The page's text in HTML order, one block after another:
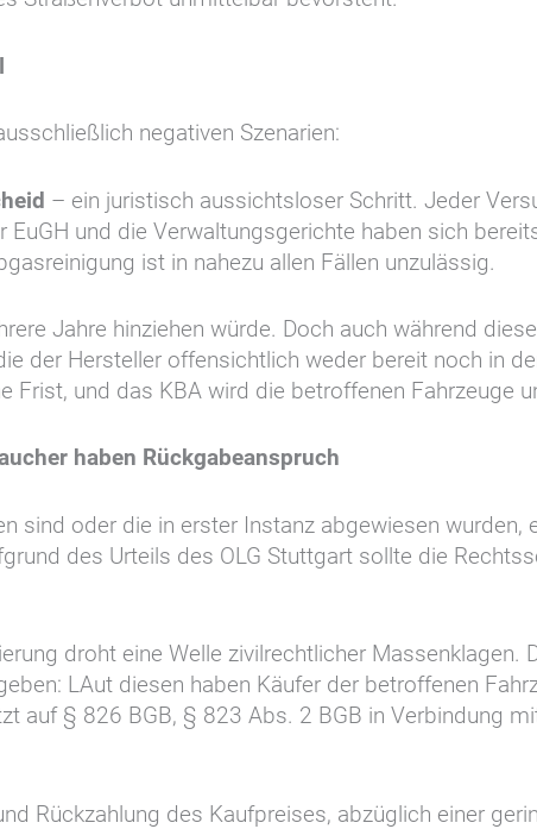
negativen Szenarien:
– ein juristisch aussichtsloser Schritt. Jeder
EuGH und die Verwaltungsgerichte haben sich
ist in nahezu allen Fällen unzulässig.
Jahre hinziehen würde. Doch auch während
der Hersteller offensichtlich weder bereit noch in
Frist, und das KBA wird die betroffenen Fahrzeuge
haben Rückgabeanspruch
sind oder die in erster Instanz abgewiesen
des Urteils des OLG Stuttgart sollte die
droht eine Welle zivilrechtlicher Massenklagen.
LAut diesen haben Käufer der betroffenen
auf § 826 BGB, § 823 Abs. 2 BGB in Verbindung
Rückzahlung des Kaufpreises, abzüglich einer